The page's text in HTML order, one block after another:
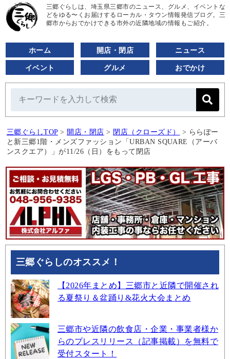
三郷ぐらしは、埼玉県三郷市のニュース、グルメ、イベントな
どをゆる〜くお届けするローカル・タウン情報発信ブログ。三
郷市からおでかけできる市外の近隣地域の情報もご紹介。
ホーム 開店・閉店 ニュース
イベント グルメ おでかけ
三郷ぐらしTOP > 開店・閉店 > 閉店（クローズド） > ららぽー
と新三郷1階・メンズファッション「URBAN SQUARE（アーバ
ンスクエア）」が11/26（日）をもって閉店
三郷ぐらしのオススメ！
【2026年まとめ】三郷市と近隣で開催され
る夏祭り＆盆踊り&花火大会まとめ
三郷市や近隣の飲食店・企業・事業者様か
らのプレスリリース（記事掲載）を無料で
受付スタート！